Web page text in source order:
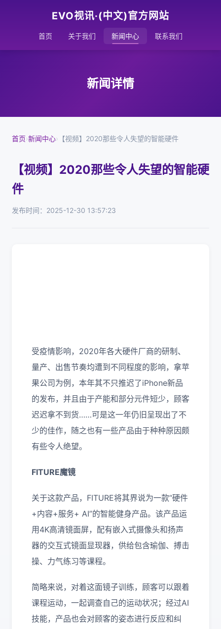
EVO视讯·(中文)官方网站
首页 关于我们 新闻中心 联系我们
新闻详情
首页›新闻中心› 【视频】2020那些令人失望的智能硬件
【视频】2020那些令人失望的智能硬
件
发布时间：2025-12-30 13:57:23
受疫情影响，2020年各大硬件厂商的研制、
量产、出售节奏均遭到不同程度的影响，拿苹
果公司为例，本年其不只推迟了iPhone新品
的发布，并且由于产能和部分元件短少，顾客
迟迟拿不到货……可是这一年仍旧呈现出了不
少的佳作，随之也有一些产品由于种种原因颇
有些令人绝望。
FITURE魔镜
关于这款产品，FITURE将其界说为一款“硬件
+内容+服务+ AI”的智能健身产品。该产品运
用4K高清镜面屏，配有嵌入式摄像头和扬声
器的交互式镜面显现器，供给包含瑜伽、搏击
操、力气练习等课程。
简略来说，对着这面镜子训练，顾客可以跟着
课程运动，一起调查自己的运动状况；经过AI
技能，产品也会对顾客的姿态进行反应和纠